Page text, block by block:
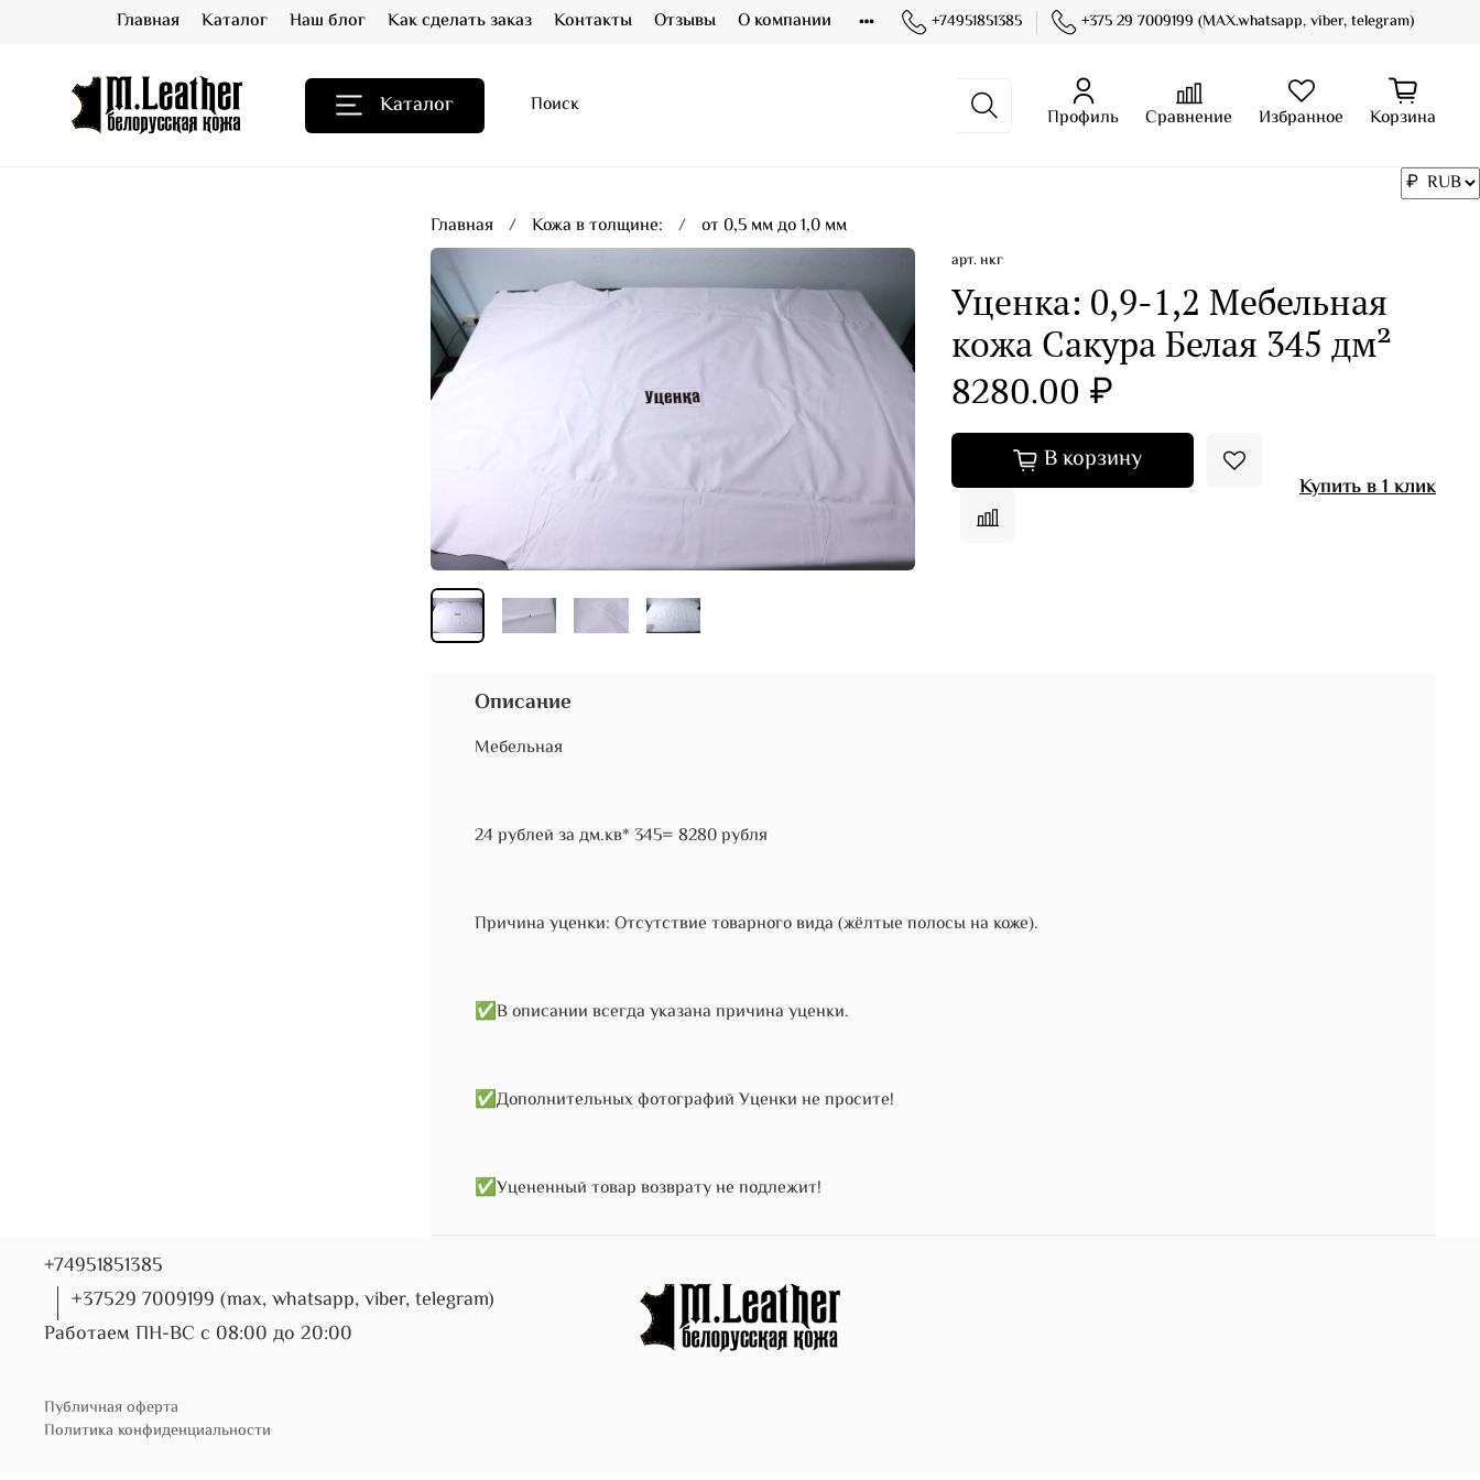
Главная Каталог Наш блог Как сделать заказ Контакты Отзывы О компании +74951851385 +375 29 7009199 (MAX.whatsapp, viber, telegram)
Каталог Профиль Сравнение Избранное Корзина
Главная Кожа в толщине: от 0,5 мм до 1,0 мм
арт.нкг
Уценка: 0,9-1,2 Мебельная
кожа Сакура Белая 345 дм²
8280.00 ₽
В корзину
Купить в 1 клик
Описание
Мебельная
24 рублей за дм.кв* 345= 8280 рубля
Причина уценки: Отсутствие товарного вида (жёлтые полосы на коже).
✅В описании всегда указана причина уценки.
✅Дополнительных фотографий Уценки не просите!
✅Уцененный товар возврату не подлежит!
+74951851385
+37529 7009199 (max, whatsapp, viber, telegram)
Работаем ПН-ВС с 08:00 до 20:00
Публичная оферта
Политика конфиденциальности